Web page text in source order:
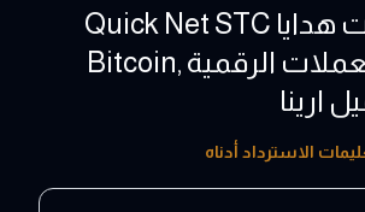
اشتر بطاقات هدايا Quick Net STC
باستخدام العملات الرقمية ,Bitcoin
الاسترداد أدناه